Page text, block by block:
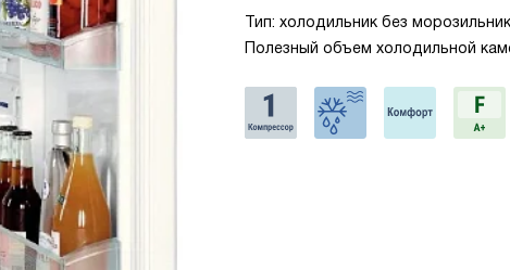
Тип: холодильник без
Полезный объем холодильной